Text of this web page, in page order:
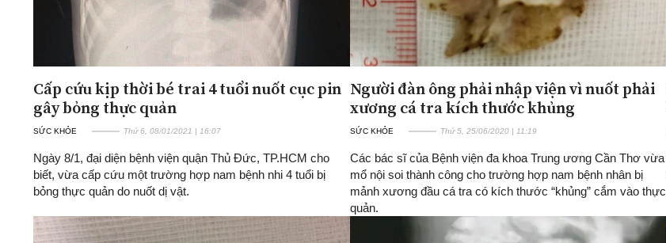
Cấp cứu kịp thời bé trai 4 tuổi nuốt cục pin
gây bỏng thực quản
SỨC KHỎE Thứ 6, 08/01/2021 | 16:07
Ngày 8/1, đại diện bệnh viện quận Thủ Đức, TP.HCM cho
biết, vừa cấp cứu một trường hợp nam bệnh nhi 4 tuổi bị
bỏng thực quản do nuốt dị vật.
Người đàn ông phải nhập viện vì nuốt phải
xương cá tra kích thước khủng
SỨC KHỎE Thứ 5, 25/06/2020 | 11:19
Các bác sĩ của Bệnh viện đa khoa Trung ương Cần Thơ vừa
mổ nội soi thành công cho trường hợp nam bệnh nhân bị
mảnh xương đầu cá tra có kích thước “khủng” cắm vào thực
quản.